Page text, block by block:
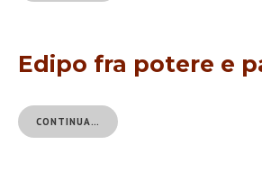
Edipo fra potere e
CONTINUA…